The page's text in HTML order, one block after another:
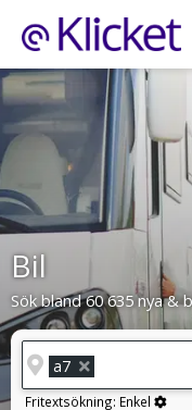
Bil
Sök bland 60 635 nya &
a7
Fritextsökning: Enkel